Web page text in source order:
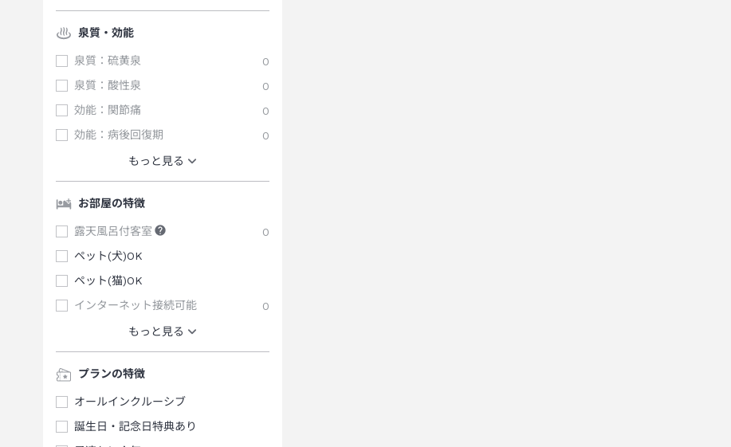
泉質・効能
泉質：硫黄泉
0
泉質：酸性泉
0
効能：関節痛
0
効能：病後回復期
0
もっと見る
お部屋の特徴
露天風呂付客室
0
ペット(犬)OK
ペット(猫)OK
インターネット接続可能
0
もっと見る
プランの特徴
オールインクルーシブ
誕生日・記念日特典あり